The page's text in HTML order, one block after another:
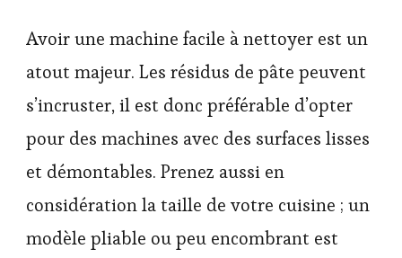
Avoir une machine facile à nettoyer est un
atout majeur. Les résidus de pâte peuvent
s’incruster, il est donc préférable d’opter
pour des machines avec des surfaces lisses
et démontables. Prenez aussi en
considération la taille de votre cuisine ; un
modèle pliable ou peu encombrant est